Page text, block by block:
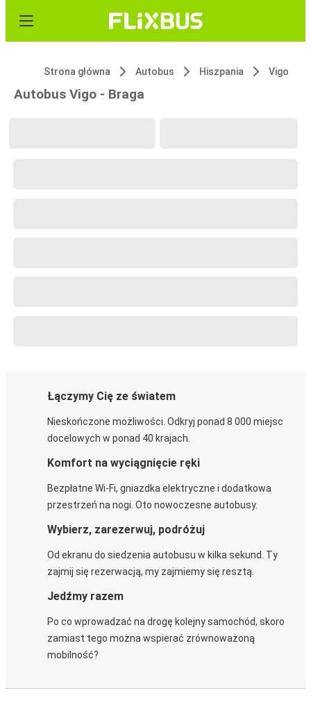
Strona główna Autobus Hiszpania Vigo
Autobus Vigo - Braga
Łączymy Cię ze światem
Nieskończone możliwości. Odkryj ponad 8 000 miejsc
docelowych w ponad 40 krajach.
Komfort na wyciągnięcie ręki
Bezpłatne Wi-Fi, gniazdka elektryczne i dodatkowa
przestrzeń na nogi. Oto nowoczesne autobusy.
Wybierz, zarezerwuj, podróżuj
Od ekranu do siedzenia autobusu w kilka sekund. Ty
zajmij się rezerwacją, my zajmiemy się resztą.
Jedźmy razem
Po co wprowadzać na drogę kolejny samochód, skoro
zamiast tego można wspierać zrównoważoną
mobilność?